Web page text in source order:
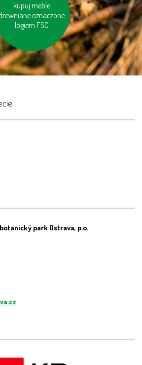
kupuj meble
oznaczone
logiem FSC
używaj ekologicznej
chemii domowej
park Ostrava, p.o.